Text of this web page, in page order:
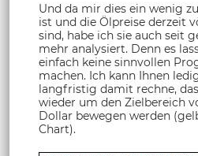
Und da mir dies ein wenig
ist und die Ölpreise derzeit
sind, habe ich sie auch seit
mehr analysiert. Denn es
einfach keine sinnvollen
machen. Ich kann Ihnen
langfristig damit rechne,
wieder um den Zielbereich
Dollar bewegen werden
Chart).